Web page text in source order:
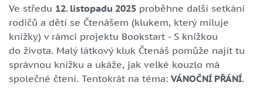
Ve středu 12. listopadu 2025 proběhne další setkání
rodičů a dětí se Čtenášem (klukem, který miluje
knížky) v rámci projektu Bookstart - S knížkou
do života. Malý látkový kluk Čtenáš pomůže najít tu
správnou knížku a ukáže, jak velké kouzlo má
společné čtení. Tentokrát na téma: VÁNOČNÍ PŘÁNÍ.